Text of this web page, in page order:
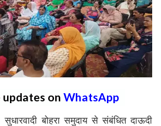
on WhatsApp
बोहरा समुदाय से संबंधित दाऊदी